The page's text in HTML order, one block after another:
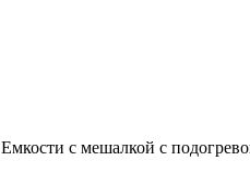
Емкости с мешалкой с